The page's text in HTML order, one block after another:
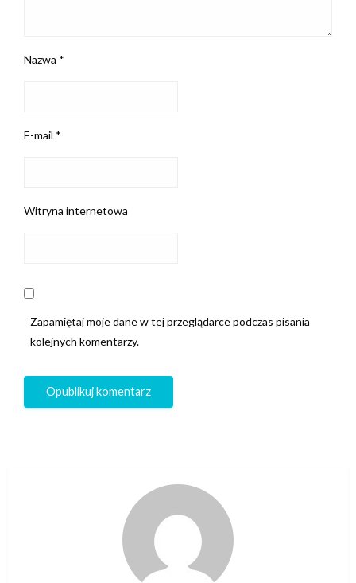
Nazwa *
E-mail *
Witryna internetowa
Zapamiętaj moje dane w tej przeglądarce podczas pisania
kolejnych komentarzy.